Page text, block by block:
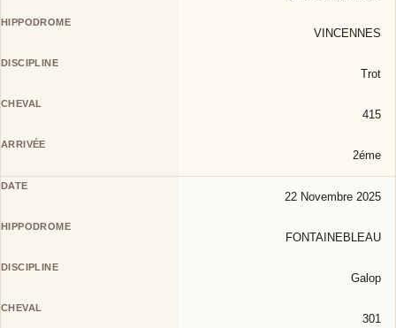
VINCENNES
Trot
415
2éme
22 Novembre 2025
FONTAINEBLEAU
Galop
301